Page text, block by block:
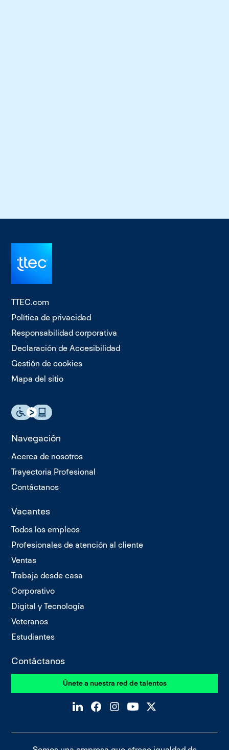
TTEC.com
Política de privacidad
Responsabilidad corporativa
Declaración de Accesibilidad
Gestión de cookies
Mapa del sitio
Navegación
Acerca de nosotros
Trayectoria Profesional
Contáctanos
Vacantes
Todos los empleos
Profesionales de atención al cliente
Ventas
Trabaja desde casa
Corporativo
Digital y Tecnología
Veteranos
Estudiantes
Contáctanos
Únete a nuestra red de talentos